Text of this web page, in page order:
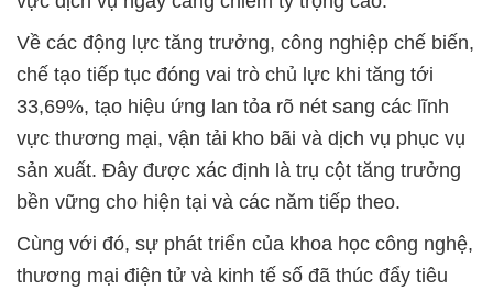
Về các động lực tăng trưởng, công nghiệp chế biến,
chế tạo tiếp tục đóng vai trò chủ lực khi tăng tới
33,69%, tạo hiệu ứng lan tỏa rõ nét sang các lĩnh
vực thương mại, vận tải kho bãi và dịch vụ phục vụ
sản xuất. Đây được xác định là trụ cột tăng trưởng
bền vững cho hiện tại và các năm tiếp theo.
Cùng với đó, sự phát triển của khoa học công nghệ,
thương mại điện tử và kinh tế số đã thúc đẩy tiêu